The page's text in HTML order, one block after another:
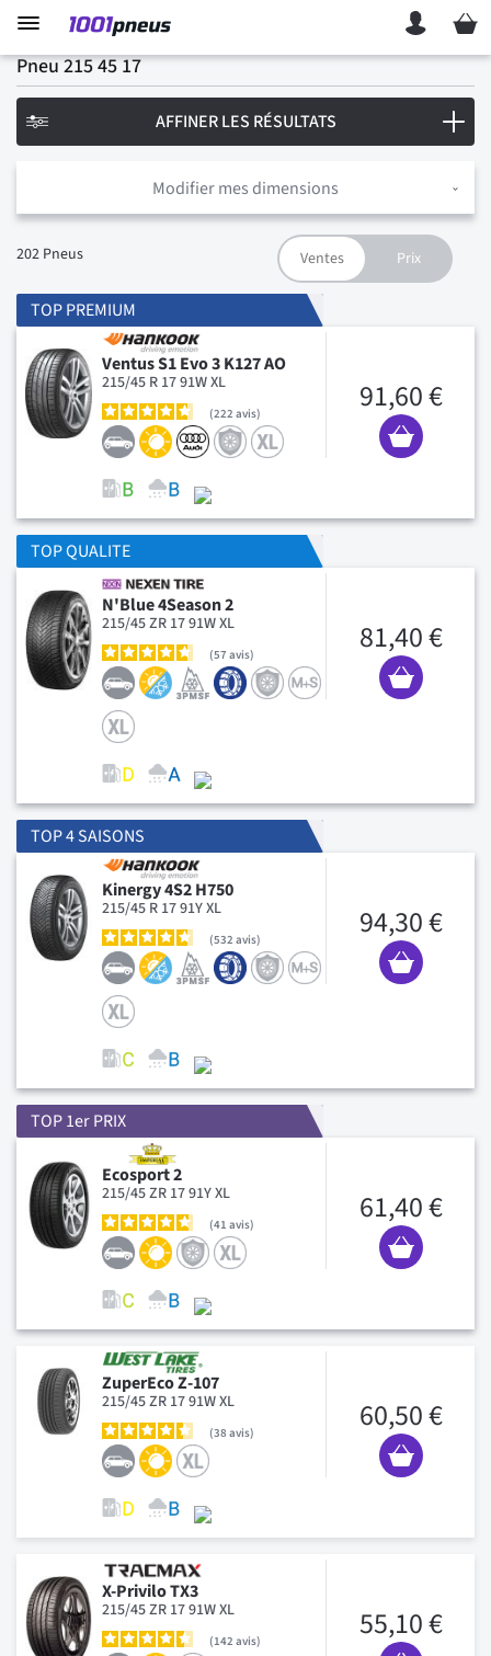
Mon
Pneu 215 45 17
Modifier mes dimensions
202 Pneus
TOP PREMIUM
Ventus S1 Evo 3 K127 AO
215/45 R 17 91W XL
222 avis 91,60 €
TOP QUALITE
N'Blue 4Season 2
215/45 ZR 17 91W XL
57 avis 81,40 €
TOP 4 SAISONS
Kinergy 4S2 H750
215/45 R 17 91Y XL
532 avis 94,30 €
TOP 1er PRIX
Ecosport 2
215/45 ZR 17 91Y XL
41 avis 61,40 €
ZuperEco Z-107
215/45 ZR 17 91W XL
38 avis 60,50 €
X-Privilo TX3
215/45 ZR 17 91W XL
142 avis 55,10 €
AFFINER LES RÉSULTATS